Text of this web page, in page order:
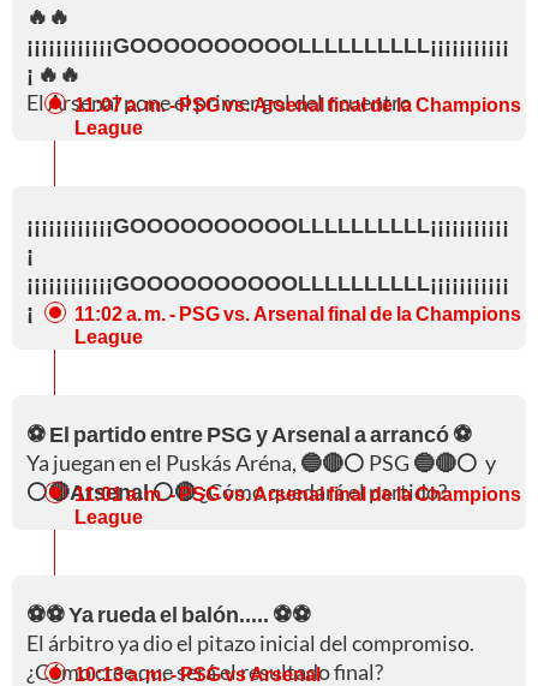
🔥🔥
¡¡¡¡¡¡¡¡¡¡¡¡GOOOOOOOOOOLLLLLLLLLL¡¡¡¡¡¡¡¡¡¡¡
¡ 🔥🔥
El Arsenal pone el primer gol del ncuentro
11:07 a. m.- PSG vs. Arsenal final de la Champions
League
¡¡¡¡¡¡¡¡¡¡¡¡GOOOOOOOOOOLLLLLLLLLL¡¡¡¡¡¡¡¡¡¡¡
¡
¡¡¡¡¡¡¡¡¡¡¡¡GOOOOOOOOOOLLLLLLLLLL¡¡¡¡¡¡¡¡¡¡¡
¡
11:02 a. m. - PSG vs. Arsenal final de la Champions
League
⚽ El partido entre PSG y Arsenal a arrancó ⚽
Ya juegan en el Puskás Aréna, 🔵🔴⚪ PSG 🔵🔴⚪ y
⚪🔴Arsenal ⚪🔴¿Cómo quedará el partido?
11:01 a. m.- PSG vs. Arsenal final de la Champions
League
⚽⚽ Ya rueda el balón..... ⚽⚽
El árbitro ya dio el pitazo inicial del compromiso.
¿Cómo cree que será el resultado final?
10:13 a. m.- PSG vs Arsenal